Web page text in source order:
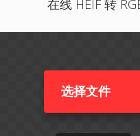
在线 HEIF 转
选择文件